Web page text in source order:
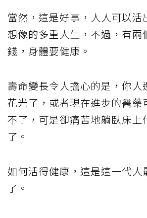
當然，這是好事，人人可以活
想像的多重人生，不過，有兩
錢，身體要健康。
壽命變長令人擔心的是，你人
花光了，或者現在進步的醫藥
不了，可是卻痛苦地躺臥床上
了。
如何活得健康，這是這一代人
了。